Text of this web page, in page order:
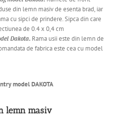
din lemn masiv de esenta brad, iar
cu sipci de prindere. Sipca din care
de 0.4 x 0,4 cm
Dakota. Rama usii este din lemn de
de fabrica este cea cu model
model DAKOTA
lemn masiv